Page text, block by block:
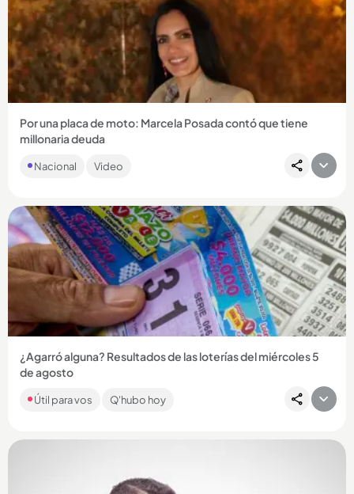
Compartir Noticia
Por una placa de moto: Marcela Posada contó que tiene
millonaria deuda
La actriz de ‘Betty la fea’ y de ‘En los tacones de Eva’ relató el
horror por el que ella y su familia están pasando por...
Nacional Video
Compartir Noticia
¿Agarró alguna? Resultados de las loterías del miércoles 5
de agosto
favoritos, revise a continuación los números que cayeron: ¡la
Útil para vos Q'hubo hoy